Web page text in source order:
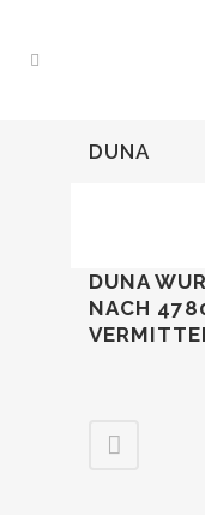
DUNA
DUNA
NACH